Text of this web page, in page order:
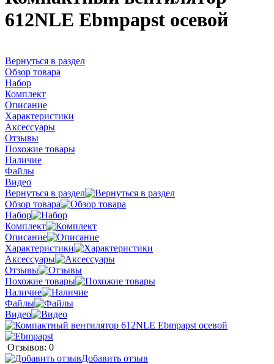
612NLE Ebmpapst осевой
Вернуться в раздел
Обзор товара
Набор
Комплект
Описание
Характеристики
Аксессуары
Отзывы
Похожие товары
Наличие
Файлы
Видео
Вернуться в раздел
Обзор товара
Набор
Комплект
Описание
Характеристики
Аксессуары
Отзывы
Похожие товары
Наличие
Файлы
Видео
Отзывов: 0
Добавить отзыв